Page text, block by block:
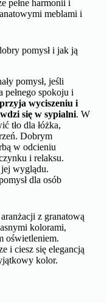
kolorze granatu
elegancji
i materiały
elegancję granatu
z odpowiednimi
pełne harmonii i
meblami i
pomysł i jak ją
pomysł, jeśli
wyciszeniu i
się w sypialni
tło dla łóżka,
Dobrym
w odcieniu
wyglądu.